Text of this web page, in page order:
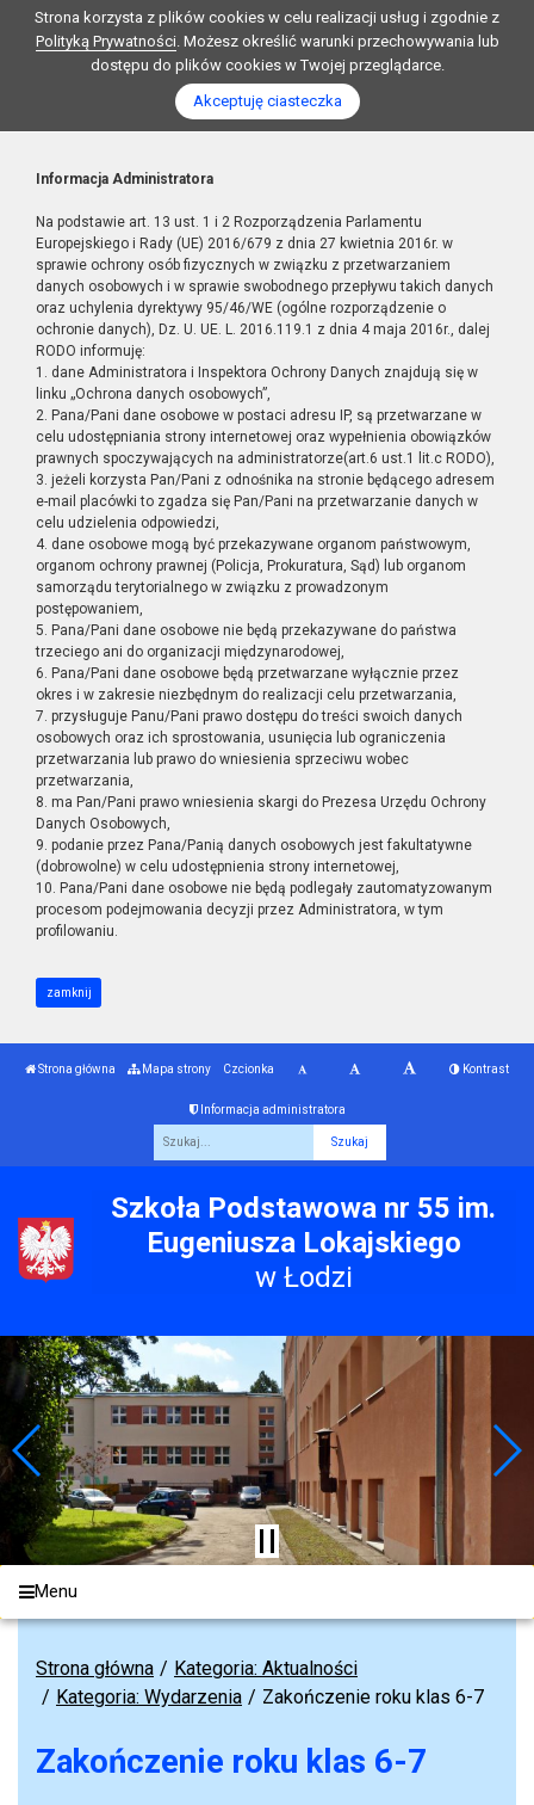
Strona korzysta z plików cookies w celu realizacji usług i zgodnie z
Polityką Prywatności. Możesz określić warunki przechowywania lub
dostępu do plików cookies w Twojej przeglądarce.
Akceptuję ciasteczka
Informacja Administratora
Na podstawie art. 13 ust. 1 i 2 Rozporządzenia Parlamentu
Europejskiego i Rady (UE) 2016/679 z dnia 27 kwietnia 2016r. w
sprawie ochrony osób fizycznych w związku z przetwarzaniem
danych osobowych i w sprawie swobodnego przepływu takich danych
oraz uchylenia dyrektywy 95/46/WE (ogólne rozporządzenie o
ochronie danych), Dz. U. UE. L. 2016.119.1 z dnia 4 maja 2016r., dalej
RODO informuję:
1. dane Administratora i Inspektora Ochrony Danych znajdują się w
linku „Ochrona danych osobowych”,
2. Pana/Pani dane osobowe w postaci adresu IP, są przetwarzane w
celu udostępniania strony internetowej oraz wypełnienia obowiązków
prawnych spoczywających na administratorze(art.6 ust.1 lit.c RODO),
3. jeżeli korzysta Pan/Pani z odnośnika na stronie będącego adresem
e-mail placówki to zgadza się Pan/Pani na przetwarzanie danych w
celu udzielenia odpowiedzi,
4. dane osobowe mogą być przekazywane organom państwowym,
organom ochrony prawnej (Policja, Prokuratura, Sąd) lub organom
samorządu terytorialnego w związku z prowadzonym
postępowaniem,
5. Pana/Pani dane osobowe nie będą przekazywane do państwa
trzeciego ani do organizacji międzynarodowej,
6. Pana/Pani dane osobowe będą przetwarzane wyłącznie przez
okres i w zakresie niezbędnym do realizacji celu przetwarzania,
7. przysługuje Panu/Pani prawo dostępu do treści swoich danych
osobowych oraz ich sprostowania, usunięcia lub ograniczenia
przetwarzania lub prawo do wniesienia sprzeciwu wobec
przetwarzania,
8. ma Pan/Pani prawo wniesienia skargi do Prezesa Urzędu Ochrony
Danych Osobowych,
9. podanie przez Pana/Panią danych osobowych jest fakultatywne
(dobrowolne) w celu udostępnienia strony internetowej,
10. Pana/Pani dane osobowe nie będą podlegały zautomatyzowanym
procesom podejmowania decyzji przez Administratora, w tym
profilowaniu.
zamknij
Strona główna Mapa strony Czcionka Kontrast
Informacja administratora
Szkoła Podstawowa nr 55 im.
Eugeniusza Lokajskiego
w Łodzi
Menu
Strona główna
Kategoria: Aktualności
Kategoria: Wydarzenia
Zakończenie roku klas 6-7
Zakończenie roku klas 6-7